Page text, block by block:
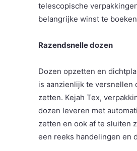
telescopische
belangrijke winst te
Razendsnelle dozen
Dozen opzetten en
is aanzienlijk te versnellen
zetten. Kejah Tex,
dozen leveren met
zetten en ook af te sluiten
een reeks handelingen en